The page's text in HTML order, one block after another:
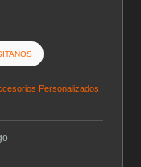
Personalizados